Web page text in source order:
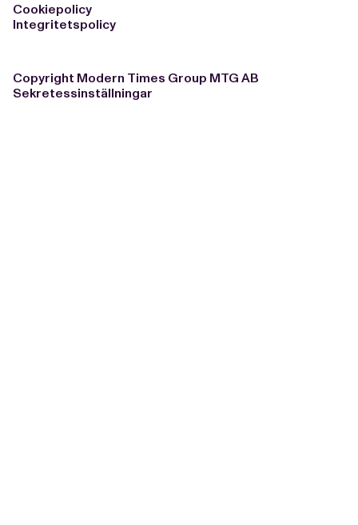
Cookiepolicy
Integritetspolicy
Copyright Modern Times Group MTG AB
Sekretessinställningar